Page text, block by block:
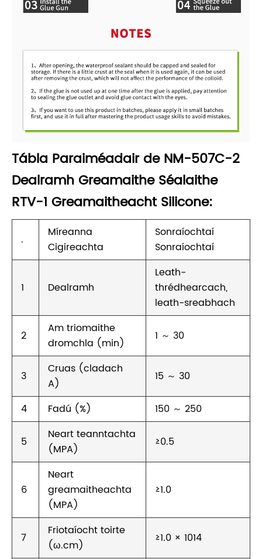
Tábla Paraiméadair de NM-507C-2
Dealramh Greamaithe Séalaithe
RTV-1 Greamaitheacht Silicone:
.
Míreanna
Cigireachta
Sonraíochtaí
Sonraíochtaí
1 Dealramh
Leath-
thrédhearcach,
leath-sreabhach
2
Am triomaithe
dromchla (min)
1 ～ 30
3
Cruas (cladach
A)
15 ～ 30
4 Fadú (%) 150 ～ 250
5
Neart teanntachta
(MPA)
≥0.5
6
Neart
greamaitheachta
(MPA)
≥1.0
7
Friotaíocht toirte
(ω.cm)
≥1.0 × 1014